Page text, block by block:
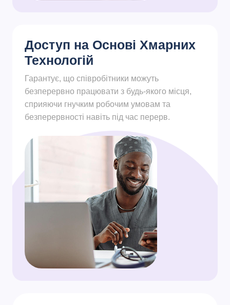
Доступ на Основі Хмарних
Технологій
Гарантує, що співробітники можуть
безперервно працювати з будь-якого місця,
сприяючи гнучким робочим умовам та
безперервності навіть під час перерв.